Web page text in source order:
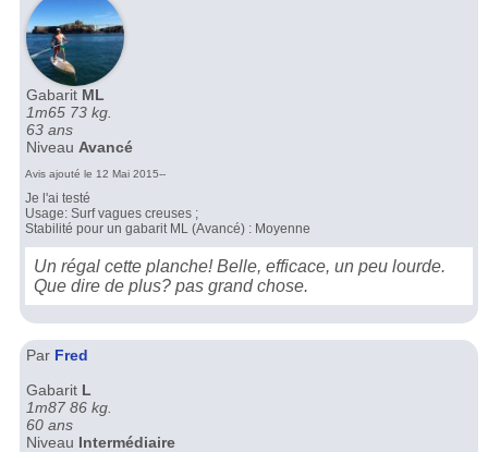
Gabarit ML
1m65 73 kg.
63 ans
Niveau Avancé
Avis ajouté le 12 Mai 2015--
Je l'ai testé
Usage: Surf vagues creuses ;
Stabilité pour un gabarit ML (Avancé) : Moyenne
Un régal cette planche! Belle, efficace, un peu lourde.
Que dire de plus? pas grand chose.
Par Fred
Gabarit L
1m87 86 kg.
60 ans
Niveau Intermédiaire